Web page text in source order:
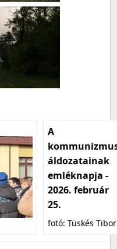
A
áldozatainak
emléknapja -
2026. február
25.
fotó: Tüskés Tibor